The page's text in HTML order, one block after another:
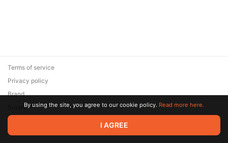
© 2026 Zaya Solutions Limited. All rights reserved. All trademarks
are the property of their respective owners.
Terms of service
Privacy policy
Brand
SupportBy using the site, you agree to our cookie policy. Read more here.
I AGREE